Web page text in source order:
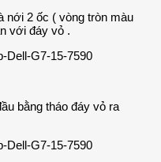
nới 2 ốc ( vòng tròn màu
với đáy vỏ .
bằng tháo đáy vỏ ra